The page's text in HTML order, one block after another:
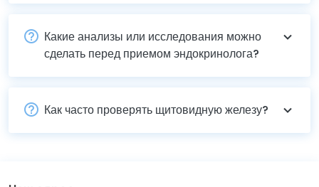
Какие анализы или исследования можно
сделать перед приемом эндокринолога?
Как часто проверять щитовидную железу?